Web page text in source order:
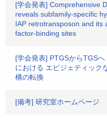
[学会発表] Comprehensive
reveals subfamily-specific
IAP retrotransposon and its
factor-binding sites
[学会発表] PTGSからTGS
における エピジェティック
構の転換
[備考] 研究室ホームページ